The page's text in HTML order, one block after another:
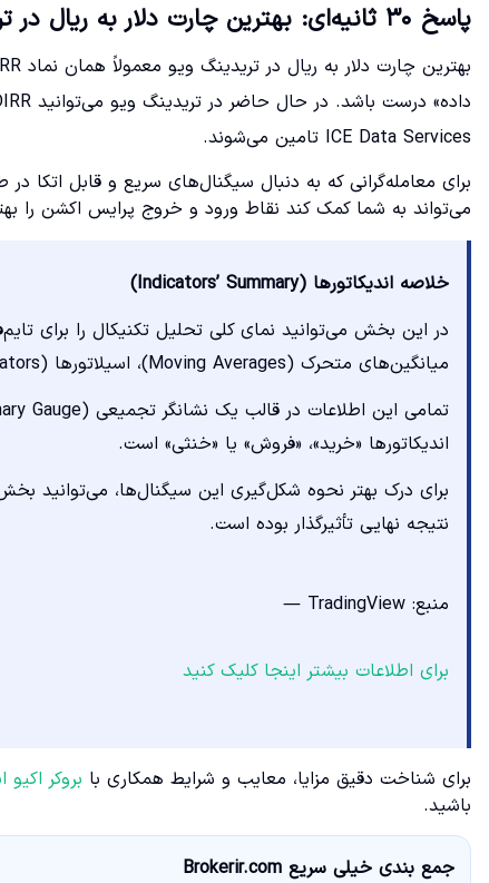
پاسخ ۳۰ ثانیه‌ای: بهترین چارت دلار به ریال در تریدینگ ویو کدام است؟
ICE Data Services تامین می‌شوند.
برای معامله‌گرانی که به دنبال سیگنال‌های سریع و قابل اتکا در
می‌تواند به شما کمک کند نقاط ورود و خروج پرایس اکشن را
خلاصه اندیکاتورها (Indicators’ Summary)
در این بخش می‌توانید نمای کلی تحلیل تکنیکال را برای
میانگین‌های متحرک (Moving Averages)، اسیلاتورها (Oscillators) و پیوت‌ها (Pivots) است.
اندیکاتورها «خرید»، «فروش» یا «خنثی» است.
نتیجه نهایی تأثیرگذار بوده است.
منبع: TradingView —
برای اطلاعات بیشتر اینجا کلیک کنید
برای شناخت دقیق مزایا، معایب و شرایط همکاری با بروکر
باشید.
جمع بندی خیلی سریع Brokerir.com